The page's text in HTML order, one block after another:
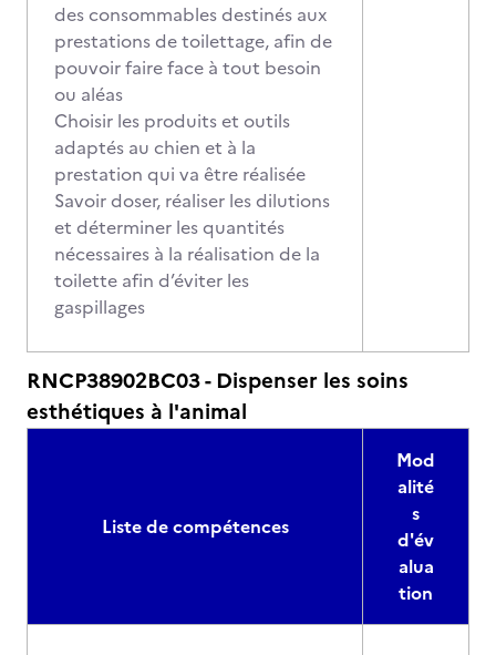
des consommables destinés aux
prestations de toilettage, afin de
pouvoir faire face à tout besoin
ou aléas
Choisir les produits et outils
adaptés au chien et à la
prestation qui va être réalisée
Savoir doser, réaliser les dilutions
et déterminer les quantités
nécessaires à la réalisation de la
toilette afin d’éviter les
gaspillages
RNCP38902BC03 - Dispenser les soins
esthétiques à l'animal
Liste de compétences
Mod
alité
s
d'év
alua
tion